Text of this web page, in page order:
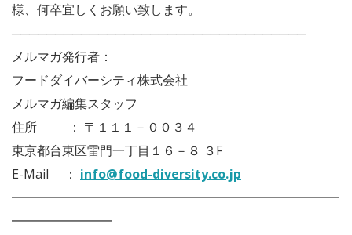
様、何卒宜しくお願い致します。
──────────────────────────────────
メルマガ発行者：
フードダイバーシティ株式会社
メルマガ編集スタッフ
住所 ： 〒１１１－００３４
東京都台東区雷門一丁目１６－８ ３F
E-Mail ： info@food-diversity.co.jp
━━━━━━━━━━━━━━━━━━━━━━━━━━
━━━━━━━━